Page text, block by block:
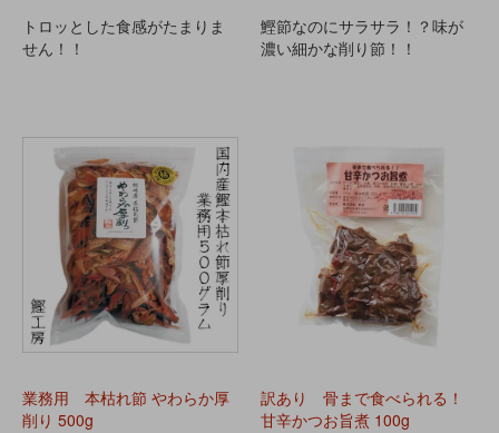
トロッとした食感がたまりま
せん！！
鰹節なのにサラサラ！？味が
濃い細かな削り節！！
業務用 本枯れ節 やわらか厚
削り 500g
訳あり 骨まで食べられる！
甘辛かつお旨煮 100g